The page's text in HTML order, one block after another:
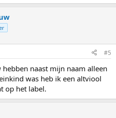
#5
naast mijn naam alleen
was heb ik een altviool
op het label.